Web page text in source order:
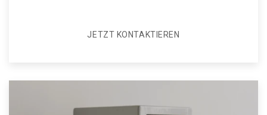
JETZT KONTAKTIEREN